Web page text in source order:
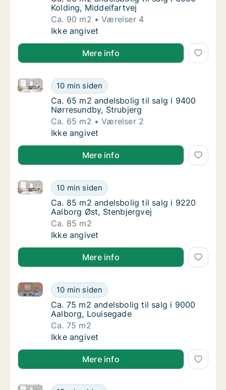
Kolding, Middelfartvej
Ca. 90 m2
Værelser 4
Ca. 90 m2 andelsbolig til salg i 6000
Ikke angivet
Mere info
Ca. 65 m2 andelsbolig til salg i 9400
10 min siden
Ca. 65 m2 andelsbolig til salg i 9400 Nørresundby,
Ca. 65 m2 andelsbolig til salg i 9400
Ca. 65 m2 andelsbolig til salg i 9400
Nørresundby, Strubjerg
Ca. 65 m2
Værelser 2
Ca. 65 m2 andelsbolig til salg i 9400
Ikke angivet
Mere info
Ca. 85 m2 andelsbolig til salg i 9220
10 min siden
Ca. 85 m2 andelsbolig til salg i 9220 Aalborg Øst,
Ca. 85 m2 andelsbolig til salg i 9220
Ca. 85 m2 andelsbolig til salg i 9220
Aalborg Øst, Stenbjergvej
Ca. 85 m2
Ca. 85 m2 andelsbolig til salg i 9220
Ikke angivet
Mere info
Ca. 75 m2 andelsbolig til salg i 9000
10 min siden
Ca. 75 m2 andelsbolig til salg i 9000 Aalborg,
Ca. 75 m2 andelsbolig til salg i 9000
Ca. 75 m2 andelsbolig til salg i 9000
Aalborg, Louisegade
Ca. 75 m2
Ca. 75 m2 andelsbolig til salg i 9000
Ikke angivet
Mere info